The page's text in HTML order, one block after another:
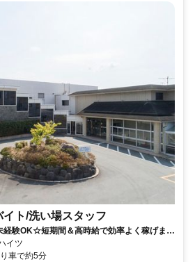
ト/洗い場スタッフ
経験OK☆短期間＆高時給で効率よく稼げます
イツ
車で約5分